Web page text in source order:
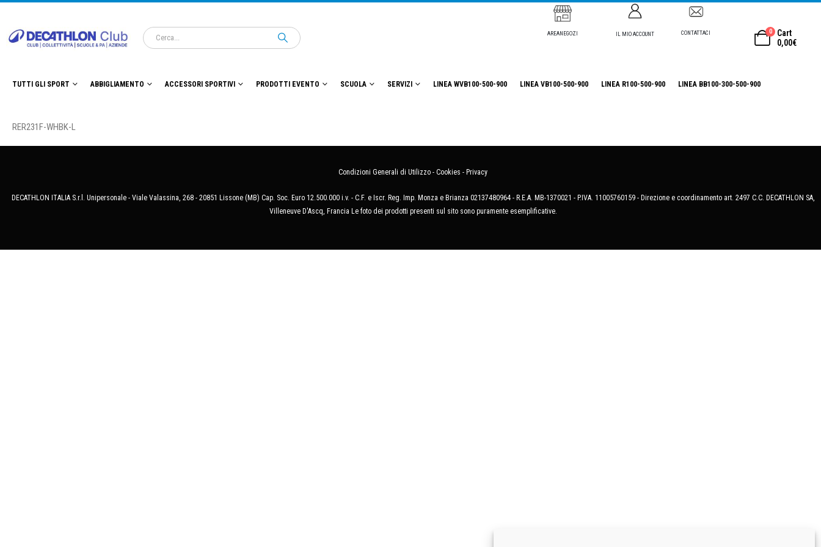
AREANEGOZI IL MIO ACCOUNT CONTATTACI 0
Cart
0,00€
TUTTI GLI SPORT ABBIGLIAMENTO ACCESSORI SPORTIVI PRODOTTI EVENTO SCUOLA SERVIZI LINEA WVB100-500-900 LINEA VB100-500-900 LINEA R100-500-900 LINEA BB100-300-500-900
RER231F-WHBK-L
Condizioni Generali di Utilizzo - Cookies - Privacy
DECATHLON ITALIA S.r.l. Unipersonale - Viale Valassina, 268 - 20851 Lissone (MB) Cap. Soc. Euro 12.500.000 i.v. - C.F. e Iscr. Reg. Imp. Monza e Brianza 02137480964 - R.E.A. MB-1370021 - P.IVA. 11005760159 - Direzione e coordinamento art. 2497 C.C. DECATHLON SA,
Villeneuve D'Ascq, Francia Le foto dei prodotti presenti sul sito sono puramente esemplificative.